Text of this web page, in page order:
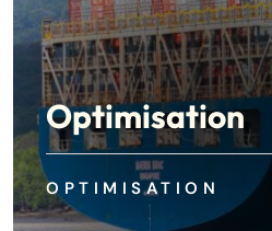
Optimisation
OPTIMISATION